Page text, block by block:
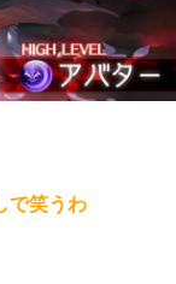
で笑うわ